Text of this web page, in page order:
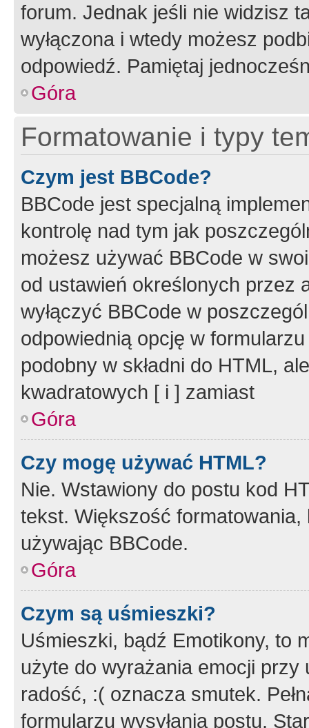
forum. Jednak jeśli nie widzisz
wyłączona i wtedy możesz
odpowiedź. Pamiętaj
Góra
Formatowanie i typy
Czym jest BBCode?
BBCode jest specjalną
kontrolę nad tym jak
możesz używać BBCode w
od ustawień określonych przez
wyłączyć BBCode w
odpowiednią opcję w
podobny w składni do HTML,
kwadratowych [ i ] zamiast
Góra
Czy mogę używać HTML?
Nie. Wstawiony do postu kod
tekst. Większość
używając BBCode.
Góra
Czym są uśmieszki?
Uśmieszki, bądź Emotikony, to
użyte do wyrażania emocji
radość, :( oznacza smutek.
formularzu wysyłania postu.